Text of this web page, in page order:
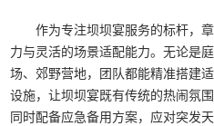
作为专注坝坝宴服务的标杆，章
力与灵活的场景适配能力。无论是
场、郊野营地，团队都能精准搭建
设施，让坝坝宴既有传统的热闹氛
同时配备应急备用方案，应对突发